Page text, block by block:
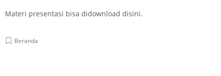
Materi presentasi bisa didownload disini.
Beranda